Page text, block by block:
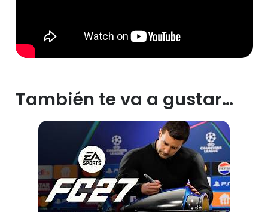
También te va a gustar…